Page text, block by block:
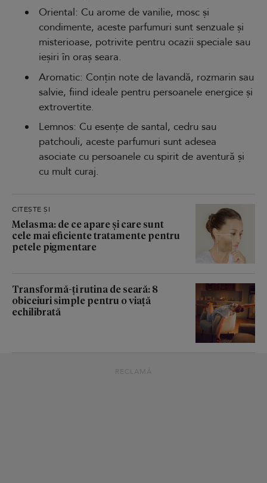
Oriental: Cu arome de vanilie, mosc și
condimente, aceste parfumuri sunt senzuale și
misterioase, potrivite pentru ocazii speciale sau
ieșiri în oraș seara.
Aromatic: Conțin note de lavandă, rozmarin sau
salvie, fiind ideale pentru persoanele energice și
extrovertite.
Lemnos: Cu esențe de santal, cedru sau
patchouli, aceste parfumuri sunt adesea
asociate cu persoanele cu spirit de aventură și
cu mult curaj.
CITEȘTE ȘI
Melasma: de ce apare și care sunt
cele mai eficiente tratamente pentru
petele pigmentare
Transformă-ți rutina de seară: 8
obiceiuri simple pentru o viață
echilibrată
RECLAMĂ